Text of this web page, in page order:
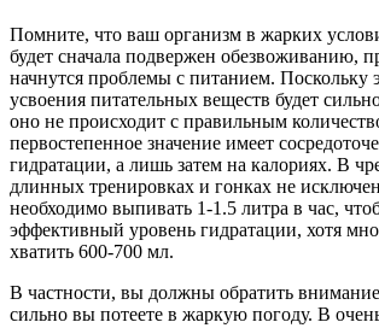
Помните, что ваш организм в жарких
будет сначала подвержен обезвоживанию,
начнутся проблемы с питанием. Поскольку
усвоения питательных веществ будет
оно не происходит с правильным
первостепенное значение имеет
гидратации, а лишь затем на калориях. В
длинных тренировках и гонках не
необходимо выпивать 1-1.5 литра в час,
эффективный уровень гидратации, хотя
хватить 600-700 мл.
В частности, вы должны обратить
сильно вы потеете в жаркую погоду. В